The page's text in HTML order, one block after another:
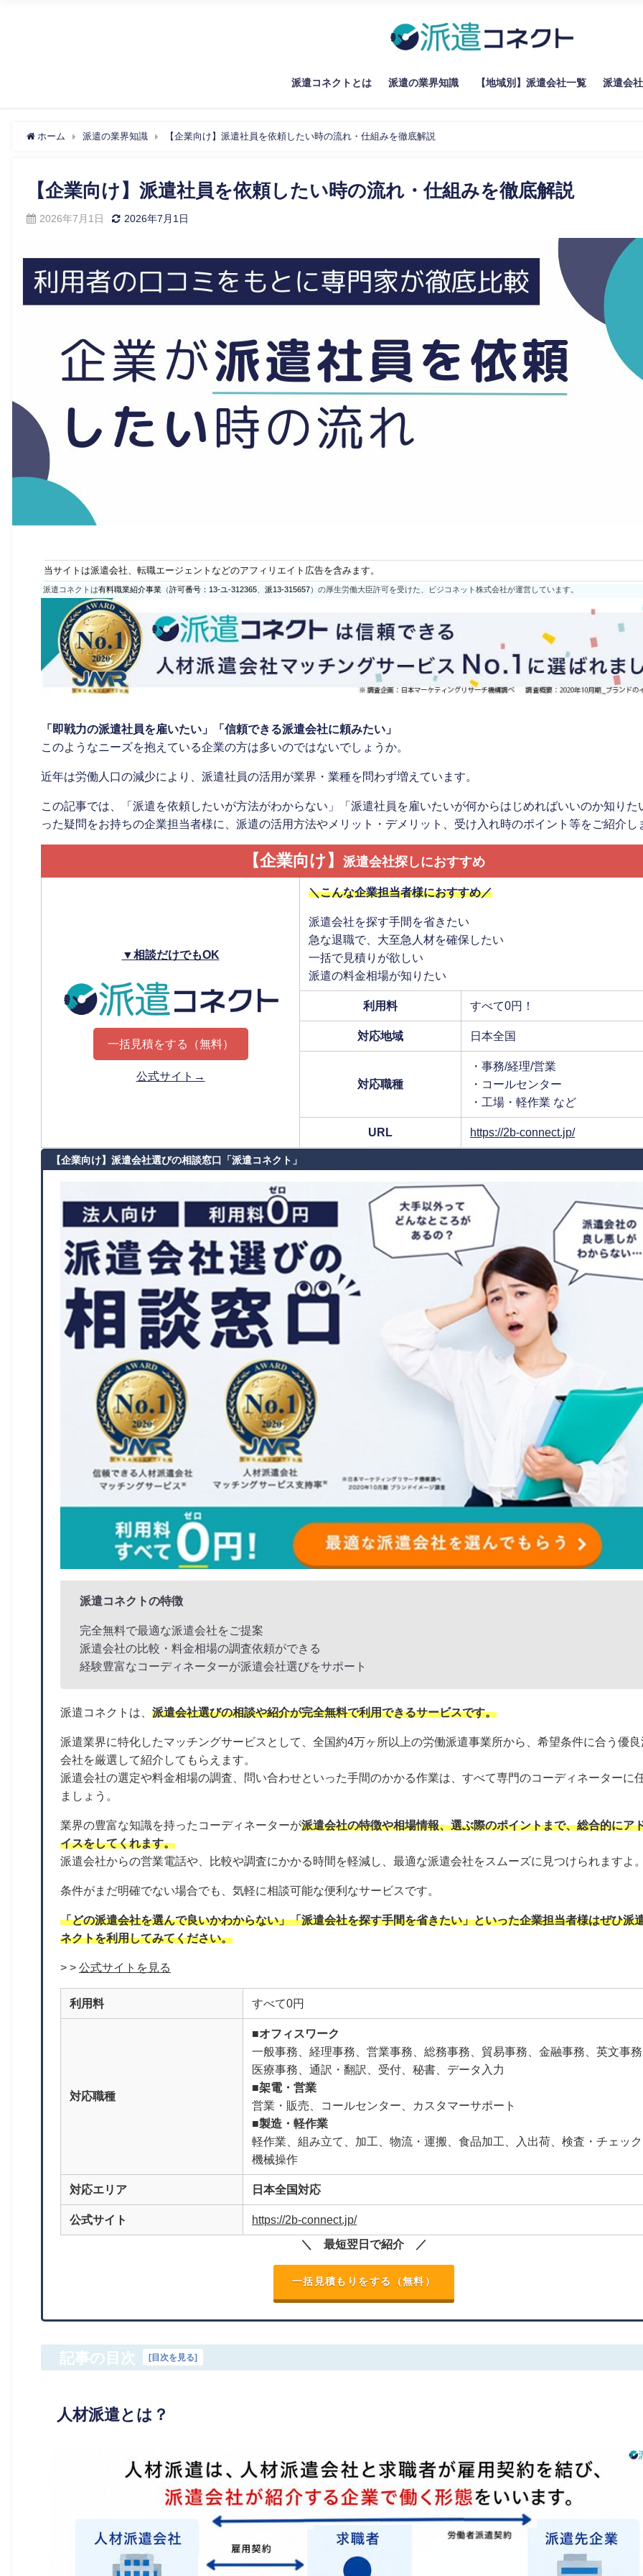
派遣コネクトとは 派遣の業界知識 【地域別】派遣会社一覧 派遣会
ホーム 派遣の業界知識 【企業向け】派遣社員を依頼したい時の流れ・仕組みを徹底解説
【企業向け】派遣社員を依頼したい時の流れ・仕組みを徹底解説
2026年7月1日 2026年7月1日
当サイトは派遣会社、転職エージェントなどのアフィリエイト広告を含みます。
派遣コネクトは有料職業紹介事業 （許可番号：13-ユ-312365 派13-315657）の厚生労働大臣許可を受けた、ビジコネット株式会社が運営しています。
「即戦力の派遣社員を雇いたい」「信頼できる派遣会社に頼みたい」
このようなニーズを抱えている企業の方は多いのではないでしょうか。
近年は労働人口の減少により、派遣社員の活用が業界・業種を問わず増えています。
この記事では、「派遣を依頼したいが方法がわからない」「派遣社員を雇いたいが何からはじめればいいのか知りた
った疑問をお持ちの企業担当者様に、派遣の活用方法やメリット・デメリット、受け入れ時のポイント等をご紹介し
【企業向け】 派遣会社探しにおすすめ
▼相談だけでもOK
一括見積をする（無料）
公式サイト→
＼こんな企業担当者様におすすめ／
派遣会社を探す手間を省きたい
急な退職で、大至急人材を確保したい
一括で見積りが欲しい
派遣の料金相場が知りたい
利用料 すべて0円！
対応地域 日本全国
対応職種
・事務/経理/営業
・コールセンター
・工場・軽作業 など
URL https://2b-connect.jp/
【企業向け】派遣会社選びの相談窓口「派遣コネクト」
派遣コネクトの特徴
完全無料で最適な派遣会社をご提案
派遣会社の比較・料金相場の調査依頼ができる
経験豊富なコーディネーターが派遣会社選びをサポート
派遣コネクトは、 派遣会社選びの相談や紹介が完全無料で利用できるサービスです。
派遣業界に特化したマッチングサービスとして、全国約4万ヶ所以上の労働派遣事業所から、希望条件に合う優良
会社を厳選して紹介してもらえます。
派遣会社の選定や料金相場の調査、問い合わせといった手間のかかる作業は、すべて専門のコーディネーターに
ましょう。
業界の豊富な知識を持ったコーディネーターが派遣会社の特徴や相場情報、選ぶ際のポイントまで、総合的にア
イスをしてくれます。
派遣会社からの営業電話や、比較や調査にかかる時間を軽減し、最適な派遣会社をスムーズに見つけられますよ
条件がまだ明確でない場合でも、気軽に相談可能な便利なサービスです。
「どの派遣会社を選んで良いかわからない」「派遣会社を探す手間を省きたい」といった企業担当者様はぜひ派
ネクトを利用してみてください。
> > 公式サイトを見る
利用料 すべて0円
対応職種
■オフィスワーク
一般事務、経理事務、営業事務、総務事務、貿易事務、金融事務、英文事
医療事務、通訳・翻訳、受付、秘書、データ入力
■架電・営業
営業・販売、コールセンター、カスタマーサポート
■製造・軽作業
軽作業、組み立て、加工、物流・運搬、食品加工、入出荷、検査・チェッ
機械操作
対応エリア 日本全国対応
公式サイト https://2b-connect.jp/
＼ 最短翌日で紹介 ／
一括見積もりをする（無料）
記事の目次 [目次を見る]
人材派遣とは？